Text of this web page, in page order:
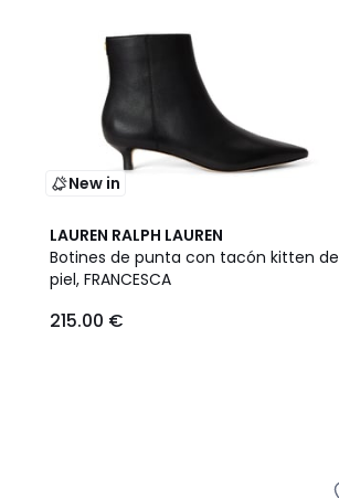
New in
LAUREN RALPH LAUREN
Botines de punta con tacón kitten de
piel, FRANCESCA
215.00 €